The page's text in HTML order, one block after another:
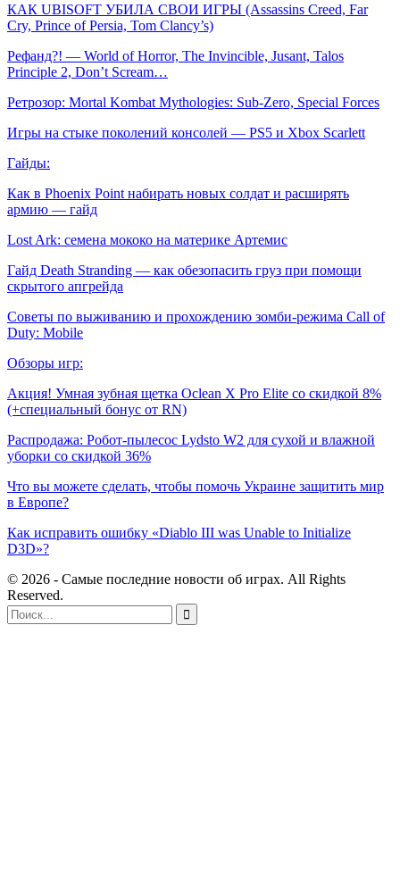
КАК UBISOFT УБИЛА СВОИ ИГРЫ (Assassins Creed, Far
Cry, Prince of Persia, Tom Clancy’s)
Рефанд?! — World of Horror, The Invincible, Jusant, Talos
Principle 2, Don’t Scream…
Ретрозор: Mortal Kombat Mythologies: Sub-Zero, Special Forces
Игры на стыке поколений консолей — PS5 и Xbox Scarlett
Гайды:
Как в Phoenix Point набирать новых солдат и расширять
армию — гайд
Lost Ark: cемена мококо на материке Артемис
Гайд Death Stranding — как обезопасить груз при помощи
скрытого апгрейда
Советы по выживанию и прохождению зомби-режима Call of
Duty: Mobile
Обзоры игр:
Акция! Умная зубная щетка Oclean X Pro Elite со скидкой 8%
(+специальный бонус от RN)
Распродажа: Робот-пылесос Lydsto W2 для сухой и влажной
уборки со скидкой 36%
Что вы можете сделать, чтобы помочь Украине защитить мир
в Европе?
Как исправить ошибку «Diablo III was Unable to Initialize
D3D»?
© 2026 - Самые последние новости об играх. All Rights
Reserved.